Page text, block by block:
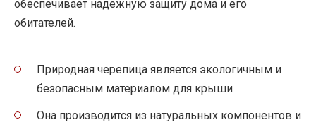
обеспечивает надежную защиту дома и его
обитателей.
Природная черепица является экологичным и
безопасным материалом для крыши
Она производится из натуральных компонентов и